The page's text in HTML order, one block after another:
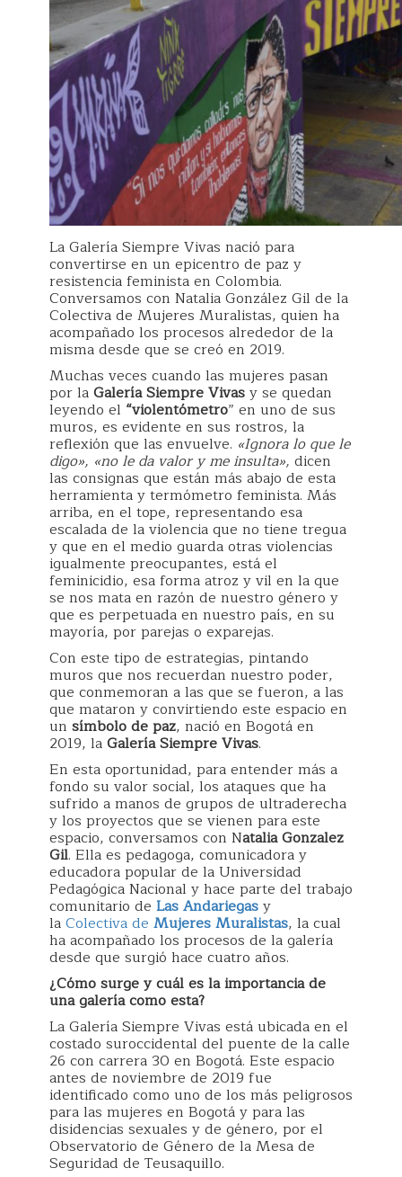
La Galería Siempre Vivas nació para
convertirse en un epicentro de paz y
resistencia feminista en Colombia.
Conversamos con Natalia González Gil de la
Colectiva de Mujeres Muralistas, quien ha
acompañado los procesos alrededor de la
misma desde que se creó en 2019.
Muchas veces cuando las mujeres pasan
por laGalería Siempre Vivasy se quedan
leyendo el “violentómetro” en uno de sus
muros, es evidente en sus rostros, la
reflexión que las envuelve. «Ignora lo que le
digo», «no le da valor y me insulta», dicen
las consignas que están más abajo de esta
herramienta y termómetro feminista. Más
arriba, en el tope, representando esa
escalada de la violencia que no tiene tregua
y que en el medio guarda otras violencias
igualmente preocupantes, está el
feminicidio, esa forma atroz y vil en la que
se nos mata en razón de nuestro género y
que es perpetuada en nuestro país, en su
mayoría, por parejas o exparejas.
Con este tipo de estrategias, pintando
muros que nos recuerdan nuestro poder,
que conmemoran a las que se fueron, a las
que mataron y convirtiendo este espacio en
un símbolo de paz, nació en Bogotá en
2019, laGalería Siempre Vivas.
En esta oportunidad, para entender más a
fondo su valor social, los ataques que ha
sufrido a manos de grupos de ultraderecha
y los proyectos que se vienen para este
espacio, conversamos con Natalia Gonzalez
Gil. Ella es pedagoga, comunicadora y
educadora popular de la Universidad
Pedagógica Nacional y hace parte del trabajo
comunitario de Las Andariegasy
laColectiva de Mujeres Muralistas, la cual
ha acompañado los procesos de la galería
desde que surgió hace cuatro años.
¿Cómo surge y cuál es la importancia de
una galería como esta?
La Galería Siempre Vivas está ubicada en el
costado suroccidental del puente de la calle
26 con carrera 30 en Bogotá. Este espacio
antes de noviembre de 2019 fue
identificado como uno de los más peligrosos
para las mujeres en Bogotá y para las
disidencias sexuales y de género, por el
Observatorio de Género de la Mesa de
Seguridad de Teusaquillo.